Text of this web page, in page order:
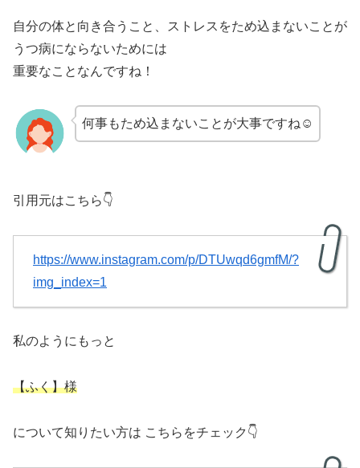
自分の体と向き合うこと、ストレスをため込まないことが
うつ病にならないためには
重要なことなんですね！
何事もため込まないことが大事ですね☺
引用元はこちら👇
https://www.instagram.com/p/DTUwqd6gmfM/?
img_index=1
私のようにもっと
【ふく】様
について知りたい方は こちらをチェック👇